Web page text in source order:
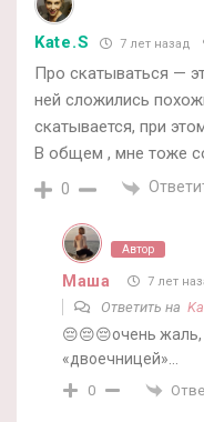
Kate.S 7 лет назад
Про скатываться —
ней сложились
скатывается, при
В общем , мне тоже
0
Автор
Маша 7 лет
Ответить на
😔😔😔очень жаль,
«двоечницей»…
0